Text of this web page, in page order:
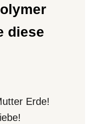
diese
Erde!